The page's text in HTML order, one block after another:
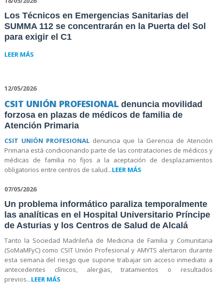
Los Técnicos en Emergencias Sanitarias del
SUMMA 112 se concentrarán en la Puerta del Sol
para exigir el C1
LEER MÁS
12/05/2026
CSIT UNIÓN PROFESIONALdenuncia movilidad
forzosa en plazas de médicos de familia de
Atención Primaria
CSIT UNIÓN PROFESIONAL denuncia que la Gerencia de Atención
Primaria está condicionando parte de las contrataciones de médicos y
médicas de familia no fijos a la aceptación de desplazamientos
obligatorios entre centros de salud...LEER MÁS
07/05/2026
Un problema informático paraliza temporalmente
las analíticas en el Hospital Universitario Príncipe
de Asturias y los Centros de Salud de Alcalá
Tanto la Sociedad Madrileña de Medicina de Familia y Comunitaria
(SoMaMFyC) como CSIT Unión Profesional y AMYTS alertaron durante
esta semana del riesgo que supone trabajar sin acceso inmediato a
antecedentes clínicos, alergias, tratamientos o resultados
previos...LEER MÁS